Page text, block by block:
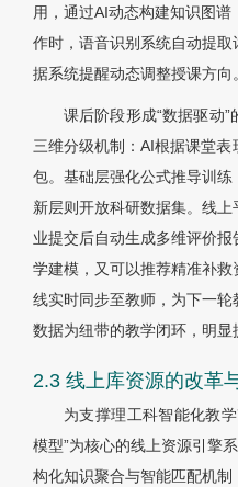
用，通过AI动态构建知识图
作时，语音识别系统自动提
据系统提醒动态调整授课方向。
课后阶段形成“数据驱动
三维分级机制：AI根据课堂
包。基础层强化公式推导训
新层则开放科研数据集。线
业提交后自动生成多维评价
学建模，又可以推荐精准补
线实时同步至教师，为下一
数据为纽带的教学闭环，明显
2.3 线上库资源的改革
为支撑理工科智能化教
模型”为核心的线上资源引擎
构化知识聚合与智能匹配机制